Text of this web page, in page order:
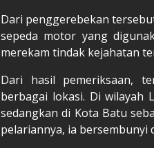
Dari penggerebekan
sepeda motor yang
merekam tindak kejahatan
Dari hasil pemeriksaan,
berbagai lokasi. Di wilayah
sedangkan di Kota Batu
pelariannya, ia bersembunyi